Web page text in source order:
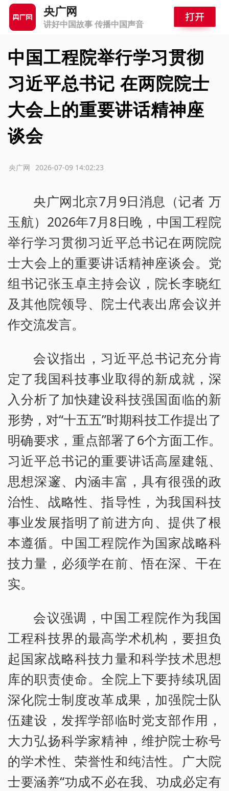
央广网
讲好中国故事 传播中国声音
中国工程院举行学习贯彻
习近平总书记 在两院院士
大会上的重要讲话精神座
谈会
2026-07-09 14:02:23
央广网
央广网北京7月9日消息（记者 万
玉航）2026年7月8日晚，中国工程院
举行学习贯彻习近平总书记在两院院
士大会上的重要讲话精神座谈会。党
组书记张玉卓主持会议，院长李晓红
及其他院领导、院士代表出席会议并
作交流发言。
会议指出，习近平总书记充分肯
定了我国科技事业取得的新成就，深
入分析了加快建设科技强国面临的新
形势，对“十五五”时期科技工作提出了
明确要求，重点部署了6个方面工作。
习近平总书记的重要讲话高屋建瓴、
思想深邃、内涵丰富，具有很强的政
治性、战略性、指导性，为我国科技
事业发展指明了前进方向、提供了根
本遵循。中国工程院作为国家战略科
技力量，必须学在前、悟在深、干在
实。
会议强调，中国工程院作为我国
工程科技界的最高学术机构，要担负
起国家战略科技力量和科学技术思想
库的职责使命。全院上下要持续巩固
深化院士制度改革成果，加强院士队
伍建设，发挥学部临时党支部作用，
大力弘扬科学家精神，维护院士称号
的学术性、荣誉性和纯洁性。广大院
士要涵养“功成不必在我、功成必定有